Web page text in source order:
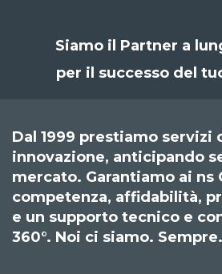
Siamo il Partner a
per il successo del
Dal 1999 prestiamo servizi
innovazione, anticipando
mercato. Garantiamo ai ns
competenza, affidabilità,
e un supporto tecnico e
360°. Noi ci siamo. Sempre.